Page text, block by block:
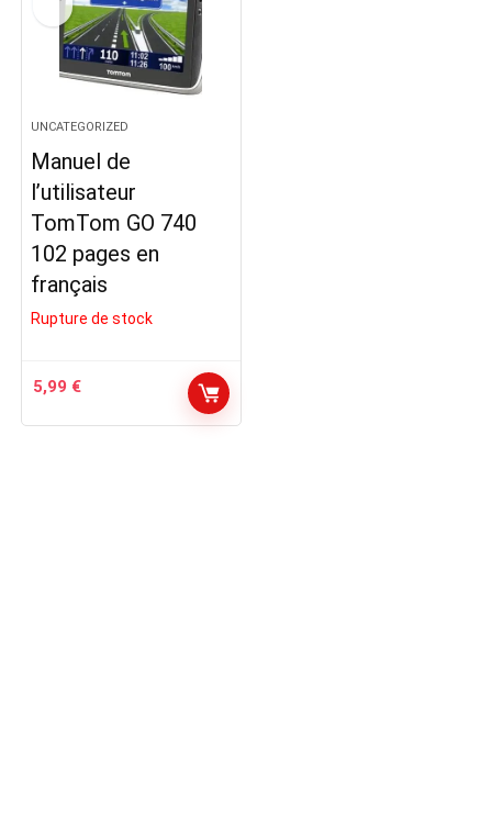
UNCATEGORIZED
Manuel de
l’utilisateur
TomTom GO 740
102 pages en
français
Rupture de stock
5,99 €